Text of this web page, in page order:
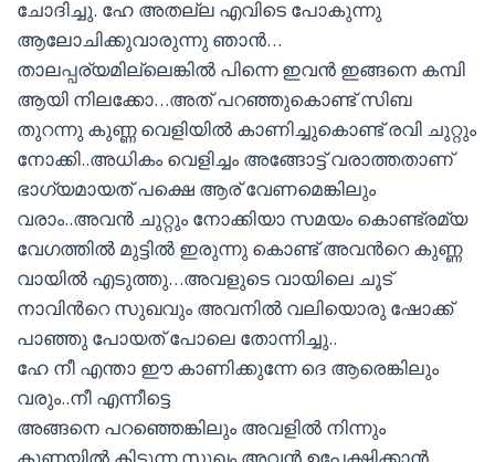
ചോദിച്ചു. ഹേ അതല്ല എവിടെ പോകുന്നു
ആലോചിക്കുവാരുന്നു ഞാന്‍…
താലപ്പര്യമില്ലെങ്കില്‍ പിന്നെ ഇവന്‍ ഇങ്ങനെ കമ്പി
ആയി നിലക്കോ…അത് പറഞ്ഞുകൊണ്ട് സിബ
തുറന്നു കുണ്ണ വെളിയില്‍ കാണിച്ചുകൊണ്ട് രവി ചുറ്റും
നോക്കി..അധികം വെളിച്ചം അങ്ങോട്ട്‌ വരാത്തതാണ്
ഭാഗ്യമായത് പക്ഷെ ആര് വേണമെങ്കിലും
വരാം..അവന്‍ ചുറ്റും നോക്കിയാ സമയം കൊണ്ട്രമ്യ
വേഗത്തില്‍ മുട്ടില്‍ ഇരുന്നു കൊണ്ട് അവന്‍റെ കുണ്ണ
വായില്‍ എടുത്തു…അവളുടെ വായിലെ ചൂട്
നാവിന്‍റെ സുഖവും അവനില്‍ വലിയൊരു ഷോക്ക്‌
പാഞ്ഞു പോയത് പോലെ തോന്നിച്ചു..
ഹേ നീ എന്താ ഈ കാണിക്കുന്നേ ദെ ആരെങ്കിലും
വരും..നീ എന്നീട്ടെ
അങ്ങനെ പറഞ്ഞെങ്കിലും അവളില്‍ നിന്നും